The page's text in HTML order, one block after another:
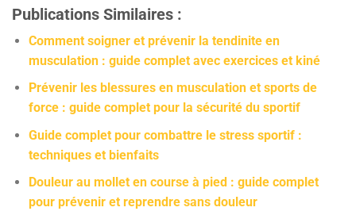
Publications Similaires :
Comment soigner et prévenir la tendinite en
musculation : guide complet avec exercices et kiné
Prévenir les blessures en musculation et sports de
force : guide complet pour la sécurité du sportif
Guide complet pour combattre le stress sportif :
techniques et bienfaits
Douleur au mollet en course à pied : guide complet
pour prévenir et reprendre sans douleur